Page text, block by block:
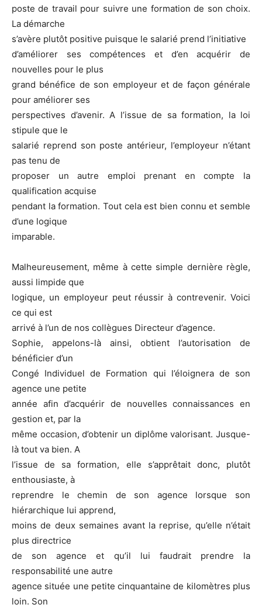
poste de travail pour suivre une formation de son choix.
La démarche
s’avère plutôt positive puisque le salarié prend l’initiative
d’améliorer ses compétences et d’en acquérir de
nouvelles pour le plus
grand bénéfice de son employeur et de façon générale
pour améliorer ses
perspectives d’avenir. A l’issue de sa formation, la loi
stipule que le
salarié reprend son poste antérieur, l’employeur n’étant
pas tenu de
proposer un autre emploi prenant en compte la
qualification acquise
pendant la formation. Tout cela est bien connu et semble
d’une logique
imparable.
Malheureusement, même à cette simple dernière règle,
aussi limpide que
logique, un employeur peut réussir à contrevenir. Voici
ce qui est
arrivé à l’un de nos collègues Directeur d’agence.
Sophie, appelons-là ainsi, obtient l’autorisation de
bénéficier d’un
Congé Individuel de Formation qui l’éloignera de son
agence une petite
année afin d’acquérir de nouvelles connaissances en
gestion et, par la
même occasion, d’obtenir un diplôme valorisant. Jusque-
là tout va bien. A
l’issue de sa formation, elle s’apprêtait donc, plutôt
enthousiaste, à
reprendre le chemin de son agence lorsque son
hiérarchique lui apprend,
moins de deux semaines avant la reprise, qu’elle n’était
plus directrice
de son agence et qu’il lui faudrait prendre la
responsabilité une autre
agence située une petite cinquantaine de kilomètres plus
loin. Son